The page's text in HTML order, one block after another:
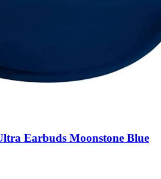
Earbuds Moonstone Blue